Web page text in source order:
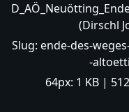
(Dirschl
Slug: ende-des-
-
64px: 1 KB|